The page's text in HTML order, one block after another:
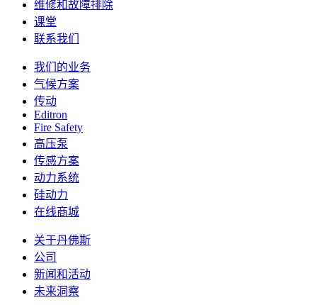
维修和故障排除
课堂
联系我们
我们的业务
气候方案
传动
Editron
Fire Safety
高压泵
传感方案
动力系统
硅动力
在线商城
关于丹佛斯
公司
新闻和活动
未来洞察